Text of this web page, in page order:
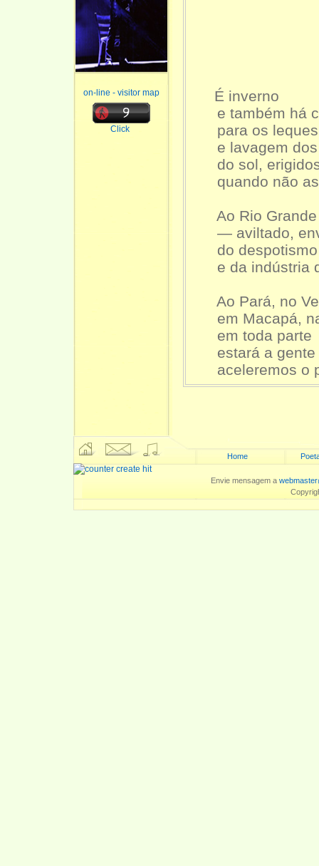
on-line - visitor map
Click
É inverno
e também há
para os leques
e lavagem dos
do sol, erigidos
quando não as
Ao Rio Grande
— aviltado,
do despotismo
e da indústria
Ao Pará, no
em Macapá,
em toda parte
estará a gente
aceleremos o
Home
Envie mensagem a